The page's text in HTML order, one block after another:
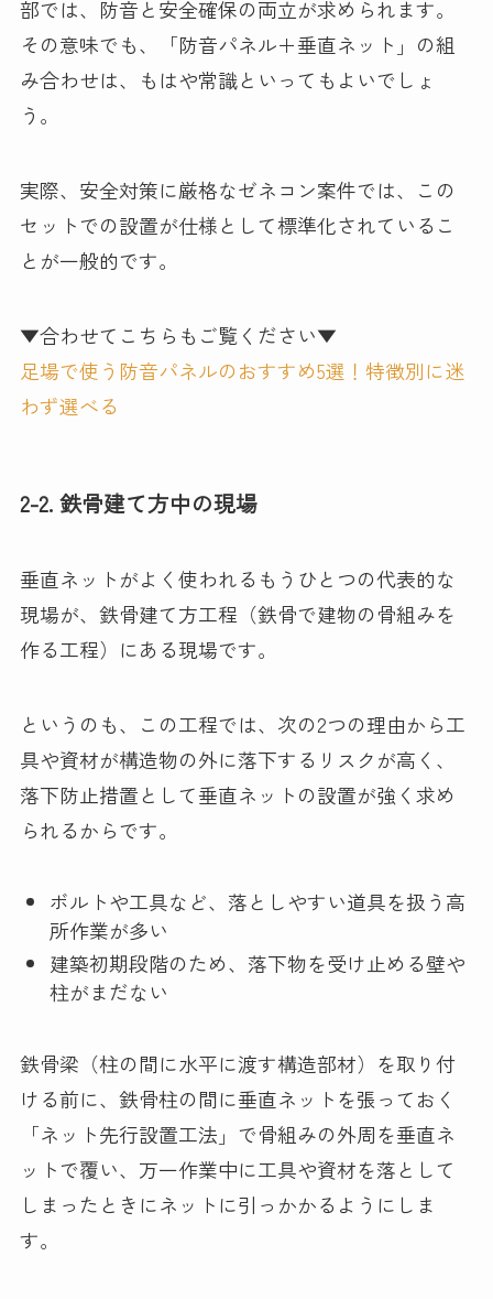
部では、防音と安全確保の両立が求められます。
その意味でも、「防音パネル＋垂直ネット」の組
み合わせは、もはや常識といってもよいでしょ
う。
実際、安全対策に厳格なゼネコン案件では、この
セットでの設置が仕様として標準化されているこ
とが一般的です。
▼合わせてこちらもご覧ください▼
足場で使う防音パネルのおすすめ5選！特徴別に迷
わず選べる
2-2. 鉄骨建て方中の現場
垂直ネットがよく使われるもうひとつの代表的な
現場が、鉄骨建て方工程（鉄骨で建物の骨組みを
作る工程）にある現場です。
というのも、この工程では、次の2つの理由から工
具や資材が構造物の外に落下するリスクが高く、
落下防止措置として垂直ネットの設置が強く求め
られるからです。
ボルトや工具など、落としやすい道具を扱う高
所作業が多い
建築初期段階のため、落下物を受け止める壁や
柱がまだない
鉄骨梁（柱の間に水平に渡す構造部材）を取り付
ける前に、鉄骨柱の間に垂直ネットを張っておく
「ネット先行設置工法」で骨組みの外周を垂直ネ
ットで覆い、万一作業中に工具や資材を落として
しまったときにネットに引っかかるようにしま
す。